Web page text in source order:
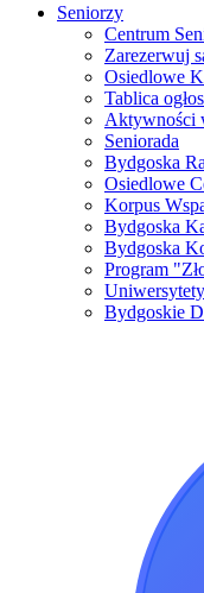
Seniorzy
Centrum
Zarezerwuj
Osiedlowe
Tablica
Aktywności
Seniorada
Bydgoska
Osiedlowe
Korpus
Bydgoska
Bydgoska
Program
Bydgoskie